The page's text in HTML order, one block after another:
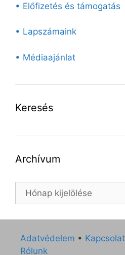
• Előfizetés és támogatás
• Lapszámaink
• Médiaajánlat
Keresés
Archívum
Archívum
Adatvédelem • Kapcsolat
Rólunk